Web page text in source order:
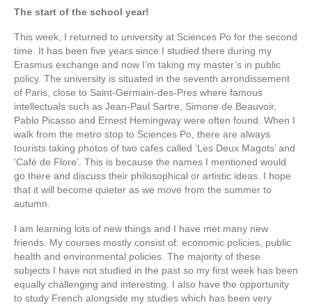
The start of the school year!
This week, I returned to university at Sciences Po for the second
time. It has been five years since I studied there during my
Erasmus exchange and now I’m taking my master’s in public
policy. The university is situated in the seventh arrondissement
of Paris, close to Saint-Germain-des-Pres where famous
intellectuals such as Jean-Paul Sartre, Simone de Beauvoir,
Pablo Picasso and Ernest Hemingway were often found. When I
walk from the metro stop to Sciences Po, there are always
tourists taking photos of two cafes called ‘Les Deux Magots’ and
‘Café de Flore’. This is because the names I mentioned would
go there and discuss their philosophical or artistic ideas. I hope
that it will become quieter as we move from the summer to
autumn.
I am learning lots of new things and I have met many new
friends. My courses mostly consist of: economic policies, public
health and environmental policies. The majority of these
subjects I have not studied in the past so my first week has been
equally challenging and interesting. I also have the opportunity
to study French alongside my studies which has been very